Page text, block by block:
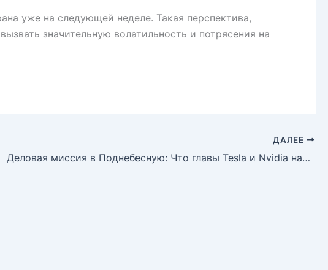
уже на следующей неделе. Такая перспектива,
значительную волатильность и потрясения на
ДАЛЕЕ
Деловая миссия в Поднебесную: Что главы Tesla и Nvidia надеются получить от визита Трампа в Китай?